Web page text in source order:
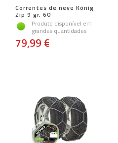
Correntes de neve König
Zip 9 gr. 60
Produto disponível em
grandes quantidades
79,99 €